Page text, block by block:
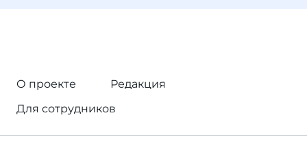
О проекте
Редакция
Для сотрудников